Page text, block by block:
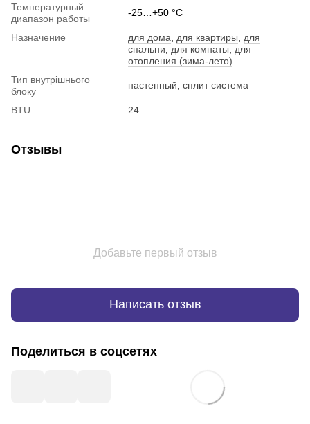
Температурный
диапазон работы
-25…+50 °C
Назначение для дома для квартиры
для
спальни
для комнаты
для
отопления (зима-лето)
Тип внутрішнього
блоку
настенный сплит система
BTU 24
Отзывы
Добавьте первый отзыв
Написать отзыв
Поделиться в соцсетях